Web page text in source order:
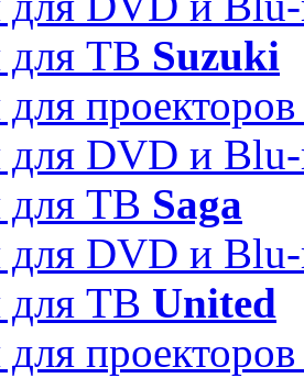
для ТВ Suzuki
для DVD и
для ТВ Saga
для DVD и
для ТВ United